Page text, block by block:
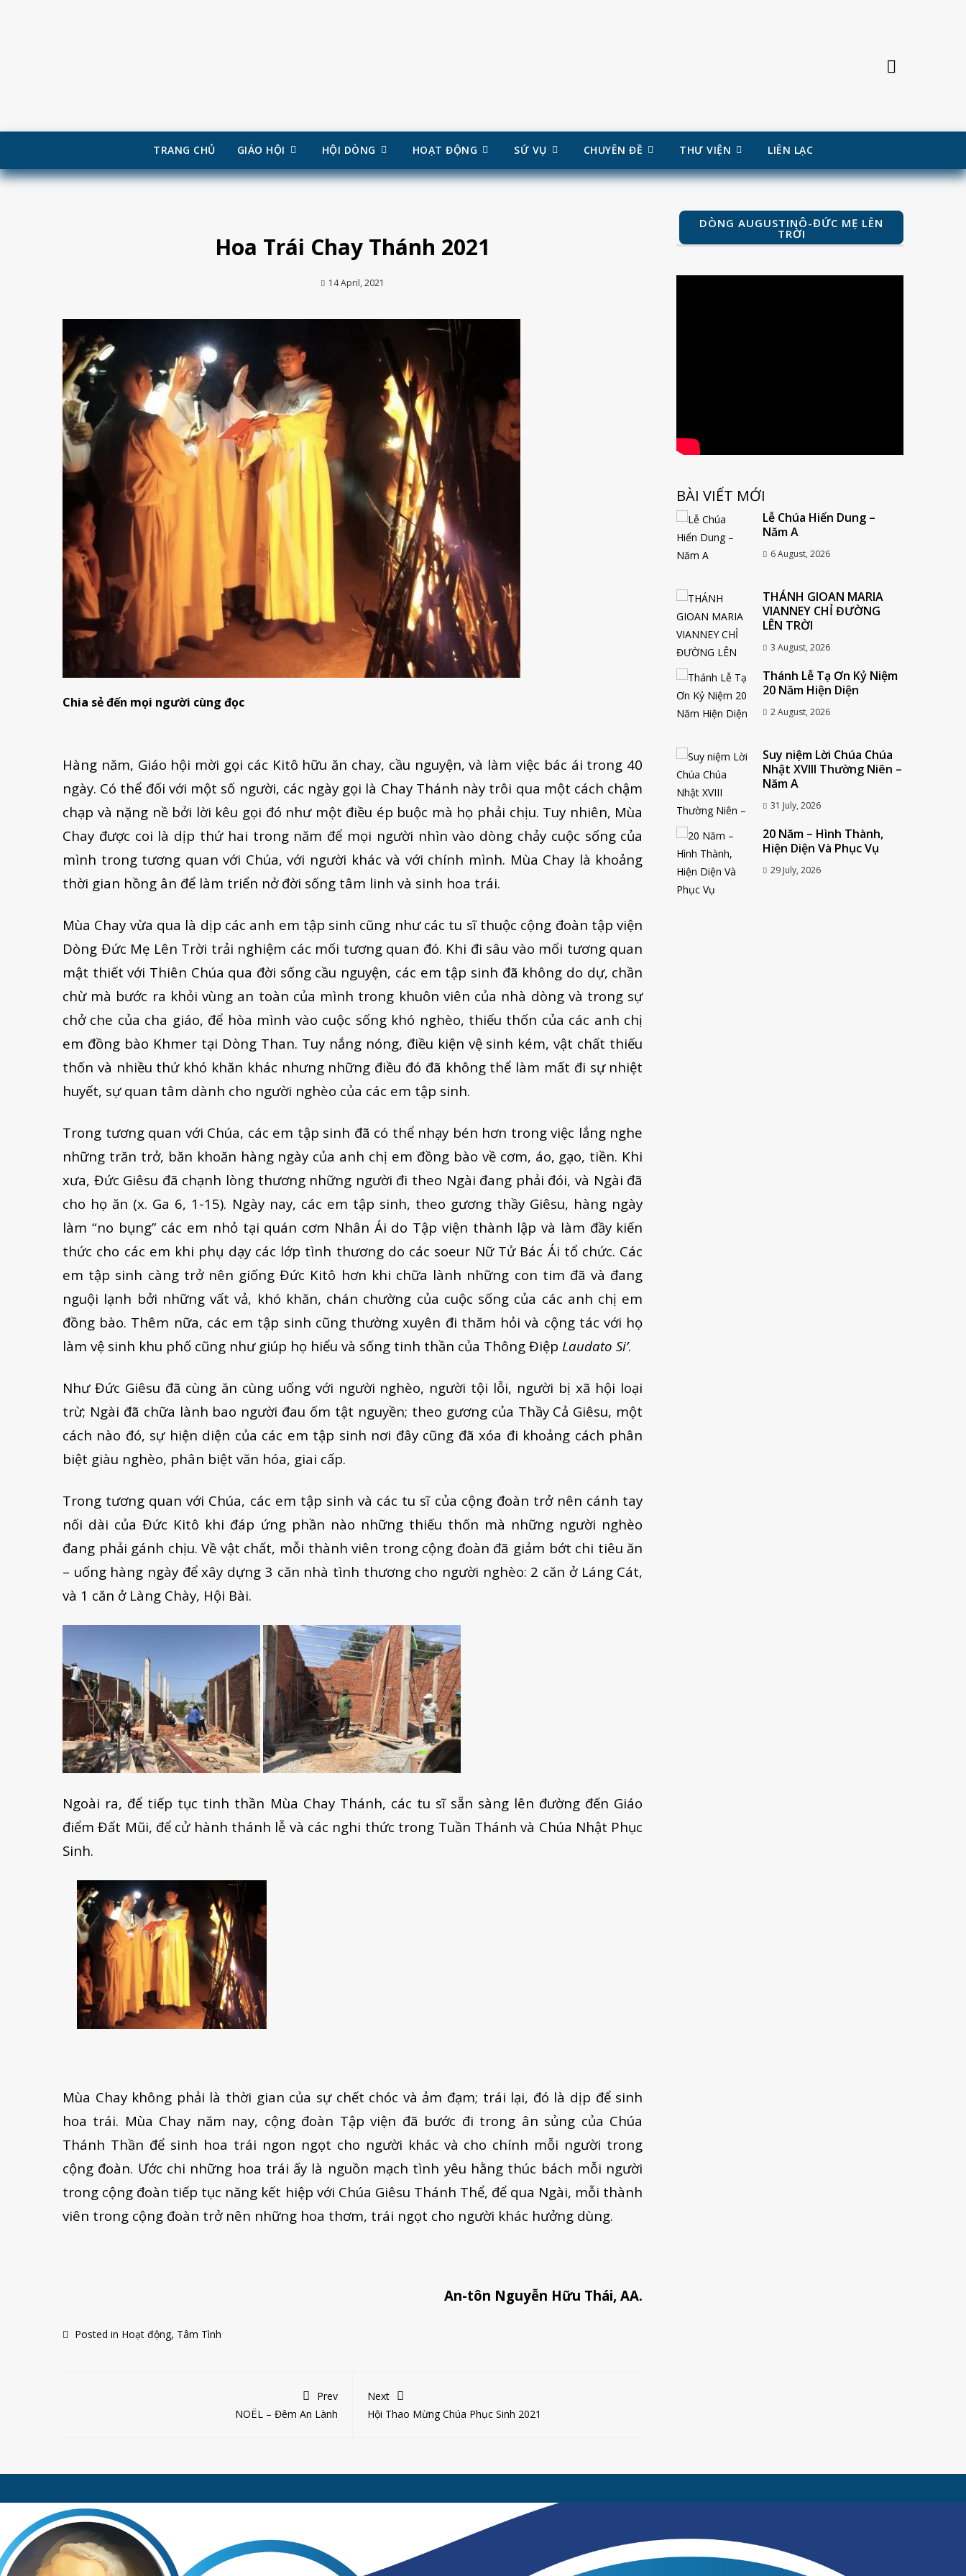
Skip
TRANG CHỦ GIÁO HỘI HỘI DÒNG HOẠT ĐỘNG SỨ VỤ CHUYÊN ĐỀ THƯ VIỆN LIÊN LẠC
Hoa Trái Chay Thánh 2021
14 April, 2021
Chia sẻ đến mọi người cùng đọc
Hàng năm, Giáo hội mời gọi các Kitô hữu ăn chay, cầu nguyện, và làm việc bác ái trong 40
ngày. Có thể đối với một số người, các ngày gọi là Chay Thánh này trôi qua một cách chậm
chạp và nặng nề bởi lời kêu gọi đó như một điều ép buộc mà họ phải chịu. Tuy nhiên, Mùa
Chay được coi là dịp thứ hai trong năm để mọi người nhìn vào dòng chảy cuộc sống của
mình trong tương quan với Chúa, với người khác và với chính mình. Mùa Chay là khoảng
thời gian hồng ân để làm triển nở đời sống tâm linh và sinh hoa trái.
Mùa Chay vừa qua là dịp các anh em tập sinh cũng như các tu sĩ thuộc cộng đoàn tập viện
Dòng Đức Mẹ Lên Trời trải nghiệm các mối tương quan đó. Khi đi sâu vào mối tương quan
mật thiết với Thiên Chúa qua đời sống cầu nguyện, các em tập sinh đã không do dự, chần
chừ mà bước ra khỏi vùng an toàn của mình trong khuôn viên của nhà dòng và trong sự
chở che của cha giáo, để hòa mình vào cuộc sống khó nghèo, thiếu thốn của các anh chị
em đồng bào Khmer tại Dòng Than. Tuy nắng nóng, điều kiện vệ sinh kém, vật chất thiếu
thốn và nhiều thứ khó khăn khác nhưng những điều đó đã không thể làm mất đi sự nhiệt
huyết, sự quan tâm dành cho người nghèo của các em tập sinh.
Trong tương quan với Chúa, các em tập sinh đã có thể nhạy bén hơn trong việc lắng nghe
những trăn trở, băn khoăn hàng ngày của anh chị em đồng bào về cơm, áo, gạo, tiền. Khi
xưa, Đức Giêsu đã chạnh lòng thương những người đi theo Ngài đang phải đói, và Ngài đã
cho họ ăn (x. Ga 6, 1-15). Ngày nay, các em tập sinh, theo gương thầy Giêsu, hàng ngày
làm “no bụng” các em nhỏ tại quán cơm Nhân Ái do Tập viện thành lập và làm đầy kiến
thức cho các em khi phụ dạy các lớp tình thương do các soeur Nữ Tử Bác Ái tổ chức. Các
em tập sinh càng trở nên giống Đức Kitô hơn khi chữa lành những con tim đã và đang
nguội lạnh bởi những vất vả, khó khăn, chán chường của cuộc sống của các anh chị em
đồng bào. Thêm nữa, các em tập sinh cũng thường xuyên đi thăm hỏi và cộng tác với họ
làm vệ sinh khu phố cũng như giúp họ hiểu và sống tinh thần của Thông Điệp Laudato Si’.
Như Đức Giêsu đã cùng ăn cùng uống với người nghèo, người tội lỗi, người bị xã hội loại
trừ; Ngài đã chữa lành bao người đau ốm tật nguyền; theo gương của Thầy Cả Giêsu, một
cách nào đó, sự hiện diện của các em tập sinh nơi đây cũng đã xóa đi khoảng cách phân
biệt giàu nghèo, phân biệt văn hóa, giai cấp.
Trong tương quan với Chúa, các em tập sinh và các tu sĩ của cộng đoàn trở nên cánh tay
nối dài của Đức Kitô khi đáp ứng phần nào những thiếu thốn mà những người nghèo
đang phải gánh chịu. Về vật chất, mỗi thành viên trong cộng đoàn đã giảm bớt chi tiêu ăn
– uống hàng ngày để xây dựng 3 căn nhà tình thương cho người nghèo: 2 căn ở Láng Cát,
và 1 căn ở Làng Chày, Hội Bài.
Ngoài ra, để tiếp tục tinh thần Mùa Chay Thánh, các tu sĩ sẵn sàng lên đường đến Giáo
điểm Đất Mũi, để cử hành thánh lễ và các nghi thức trong Tuần Thánh và Chúa Nhật Phục
Sinh.
Mùa Chay không phải là thời gian của sự chết chóc và ảm đạm; trái lại, đó là dịp để sinh
hoa trái. Mùa Chay năm nay, cộng đoàn Tập viện đã bước đi trong ân sủng của Chúa
Thánh Thần để sinh hoa trái ngon ngọt cho người khác và cho chính mỗi người trong
cộng đoàn. Ước chi những hoa trái ấy là nguồn mạch tình yêu hằng thúc bách mỗi người
trong cộng đoàn tiếp tục năng kết hiệp với Chúa Giêsu Thánh Thể, để qua Ngài, mỗi thành
viên trong cộng đoàn trở nên những hoa thơm, trái ngọt cho người khác hưởng dùng.
An-tôn Nguyễn Hữu Thái, AA.
Posted in Hoạt động, Tâm Tình
Prev
NOЁL – Đêm An Lành
Next
Hội Thao Mừng Chúa Phục Sinh 2021
DÒNG AUGUSTINÔ-ĐỨC MẸ LÊN
TRỜI
BÀI VIẾT MỚI
Lễ Chúa Hiển Dung –
Năm A
6 August, 2026
THÁNH GIOAN MARIA
VIANNEY CHỈ ĐƯỜNG
LÊN TRỜI
3 August, 2026
Thánh Lễ Tạ Ơn Kỷ Niệm
20 Năm Hiện Diện
2 August, 2026
Suy niệm Lời Chúa Chúa
Nhật XVIII Thường Niên –
Năm A
31 July, 2026
20 Năm – Hình Thành,
Hiện Diện Và Phục Vụ
29 July, 2026